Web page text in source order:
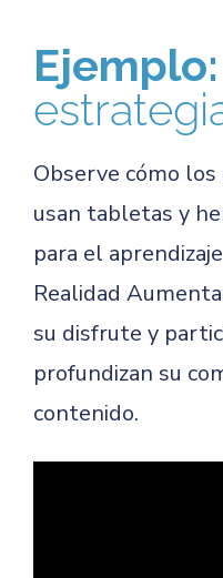
Ejemplo:
Observe cómo
usan tabletas y
para el
Realidad
su disfrute y
profundizan su
contenido.